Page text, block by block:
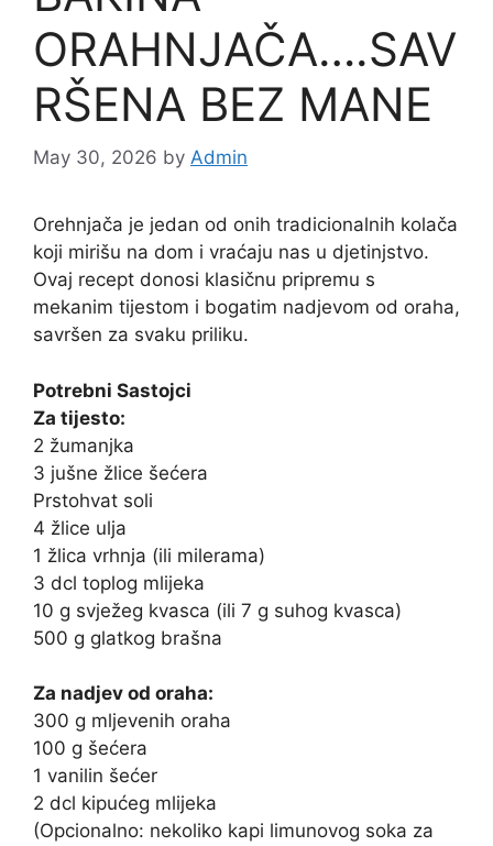
ORAHNJAČA….SAV
RŠENA BEZ MANE
May 30, 2026 by Admin
Orehnjača je jedan od onih tradicionalnih kolača
koji mirišu na dom i vraćaju nas u djetinjstvo.
Ovaj recept donosi klasičnu pripremu s
mekanim tijestom i bogatim nadjevom od oraha,
savršen za svaku priliku.
Potrebni Sastojci
Za tijesto:
2 žumanjka
3 jušne žlice šećera
Prstohvat soli
4 žlice ulja
1 žlica vrhnja (ili milerama)
3 dcl toplog mlijeka
10 g svježeg kvasca (ili 7 g suhog kvasca)
500 g glatkog brašna
Za nadjev od oraha:
300 g mljevenih oraha
100 g šećera
1 vanilin šećer
2 dcl kipućeg mlijeka
(Opcionalno: nekoliko kapi limunovog soka za